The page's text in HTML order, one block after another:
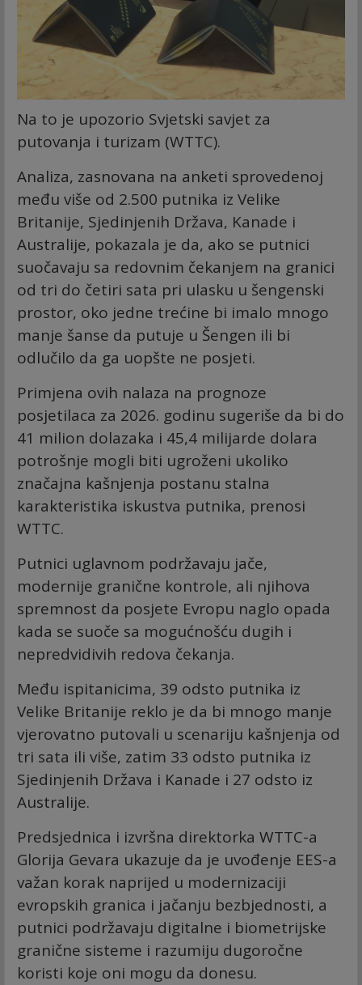
Na to je upozorio Svjetski savjet za
putovanja i turizam (WTTC).
Analiza, zasnovana na anketi sprovedenoj
među više od 2.500 putnika iz Velike
Britanije, Sjedinjenih Država, Kanade i
Australije, pokazala je da, ako se putnici
suočavaju sa redovnim čekanjem na granici
od tri do četiri sata pri ulasku u šengenski
prostor, oko jedne trećine bi imalo mnogo
manje šanse da putuje u Šengen ili bi
odlučilo da ga uopšte ne posjeti.
Primjena ovih nalaza na prognoze
posjetilaca za 2026. godinu sugeriše da bi do
41 milion dolazaka i 45,4 milijarde dolara
potrošnje mogli biti ugroženi ukoliko
značajna kašnjenja postanu stalna
karakteristika iskustva putnika, prenosi
WTTC.
Putnici uglavnom podržavaju jače,
modernije granične kontrole, ali njihova
spremnost da posjete Evropu naglo opada
kada se suoče sa mogućnošću dugih i
nepredvidivih redova čekanja.
Među ispitanicima, 39 odsto putnika iz
Velike Britanije reklo je da bi mnogo manje
vjerovatno putovali u scenariju kašnjenja od
tri sata ili više, zatim 33 odsto putnika iz
Sjedinjenih Država i Kanade i 27 odsto iz
Australije.
Predsjednica i izvršna direktorka WTTC-a
Glorija Gevara ukazuje da je uvođenje EES-a
važan korak naprijed u modernizaciji
evropskih granica i jačanju bezbjednosti, a
putnici podržavaju digitalne i biometrijske
granične sisteme i razumiju dugoročne
koristi koje oni mogu da donesu.